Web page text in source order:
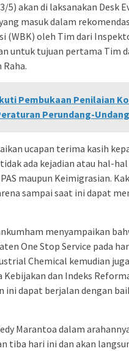
5) akan di laksanakan Desk
masuk dalam
(WBK) oleh Tim dari
untuk tujuan pertama Tim
Pembukaan Penilaian
Perundang-
ucapan terima kasih
ada kejadian atau hal-
maupun Keimigrasian.
sampai saat ini dapat
menyampaikan
One Stop Service pada
Chemical kemudian
dan Indeks
ini dapat berjalan dengan
Marantoa dalam
tiba hari ini dan akan